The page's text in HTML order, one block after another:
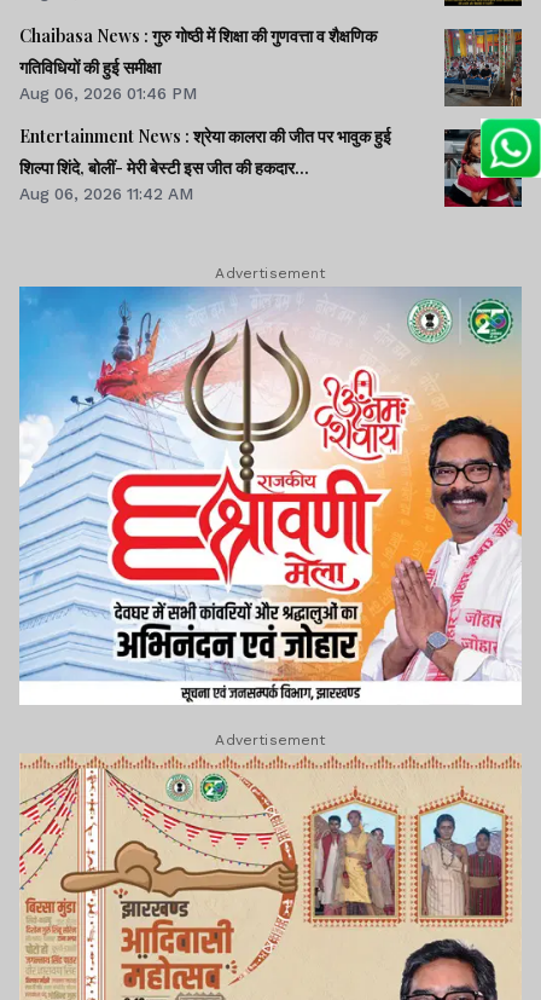
Chaibasa News : गुरु गोष्ठी में शिक्षा की गुणवत्ता व शैक्षणिक
गतिविधियों की हुई समीक्षा
Aug 06, 2026 01:46 PM
Entertainment News : श्रेया कालरा की जीत पर भावुक हुई
शिल्पा शिंदे, बोलीं- मेरी बेस्टी इस जीत की हकदार...
Aug 06, 2026 11:42 AM
Advertisement
Advertisement